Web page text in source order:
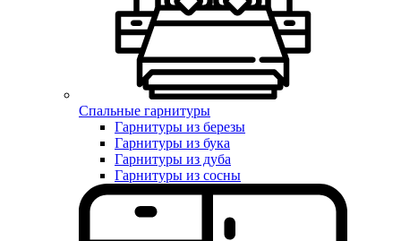
Спальные гарнитуры
Гарнитуры из березы
Гарнитуры из бука
Гарнитуры из дуба
Гарнитуры из сосны